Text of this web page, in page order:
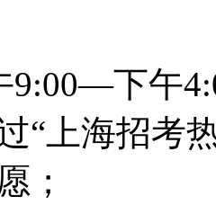
9:00—下午
“上海招考
；